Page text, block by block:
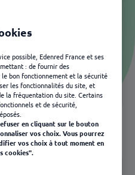
- Carte
Expirée
en quelques clics, les
à votre besoin.
possible, Edenred France et ses
: de fournir des
bon fonctionnement et la sécurité
les fonctionnalités du site, et
la fréquentation du site. Certains
et de sécurité,
en cliquant sur le bouton
vos choix. Vous pourrez
vos choix à tout moment en
cookies".